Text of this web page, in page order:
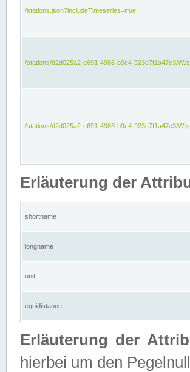
/stations.json?includeTimeseries=true
/stations/d2d025a2-e691-4986-b9c4-923e7f1a47c3/
/stations/d2d025a2-e691-4986-b9c4-923e7f1a47c3/
Erläuterung der
shortname
longname
unit
equidistance
Erläuterung der
hierbei um den